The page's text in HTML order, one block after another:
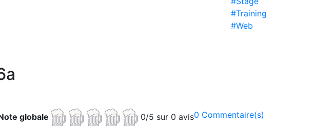
#Training
#Web
0 Commentaire(s)
globale 0/5 sur 0 avis